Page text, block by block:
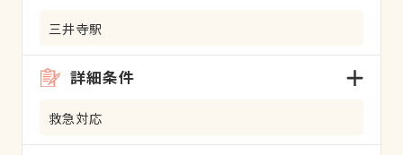
三井寺駅
詳細条件
救急対応